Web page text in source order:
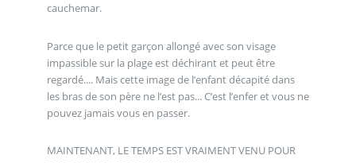
cauchemar.
Parce que le petit garçon allongé avec son visage
impassible sur la plage est déchirant et peut être
regardé.... Mais cette image de l’enfant décapité dans
les bras de son père ne l’est pas... C’est l’enfer et vous ne
pouvez jamais vous en passer.
MAINTENANT, LE TEMPS EST VRAIMENT VENU POUR